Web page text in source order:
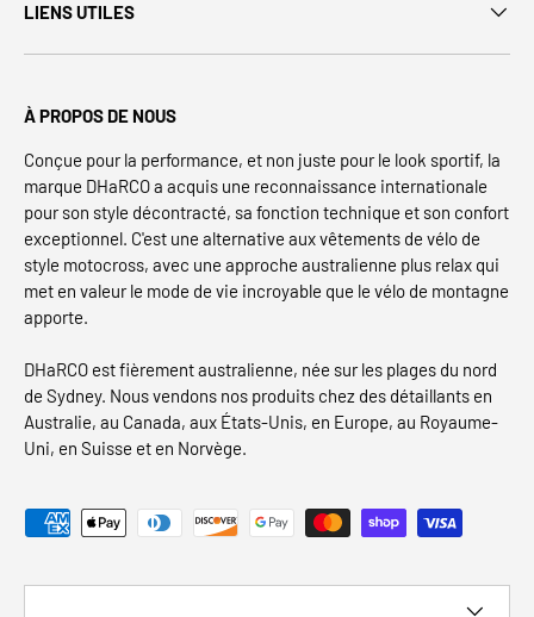
LIENS UTILES
À PROPOS DE NOUS
Conçue pour la performance, et non juste pour le look sportif, la
marque DHaRCO a acquis une reconnaissance internationale
pour son style décontracté, sa fonction technique et son confort
exceptionnel. C'est une alternative aux vêtements de vélo de
style motocross, avec une approche australienne plus relax qui
met en valeur le mode de vie incroyable que le vélo de montagne
apporte.
DHaRCO est fièrement australienne, née sur les plages du nord
de Sydney. Nous vendons nos produits chez des détaillants en
Australie, au Canada, aux États-Unis, en Europe, au Royaume-
Uni, en Suisse et en Norvège.
Modes de paiement acceptés